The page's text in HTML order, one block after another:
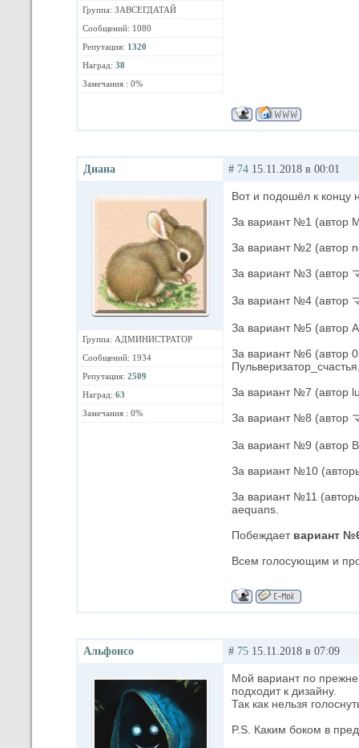
Группа: ЗАВСЕГДАТАЙ
Сообщений: 1080
Репутация: 1320
Наград: 38
Замечания : 0%
Диана
Группа: АДМИНИСТРАТОР
Сообщений: 1934
Репутация: 2509
Наград: 63
Замечания : 0%
# 74 15.11.2018 в 00:01
Вот и подошёл к концу
За вариант №1 (автор
За вариант №2 (автор
За вариант №3 (автор
За вариант №4 (автор
За вариант №5 (автор
За вариант №6 (автор
За вариант №7 (автор
За вариант №8 (автор
За вариант №9 (автор
За вариант №10
За вариант №11
aequans.
Побеждает вариант
Всем голосующим и
Альфонсо # 75 15.11.2018 в 07:09
Мой вариант по
подходит к дизайну.
Так как нельзя
P.S. Каким боком в